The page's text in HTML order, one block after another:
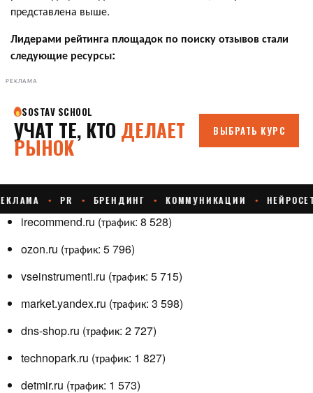
представлена выше.
Лидерами рейтинга площадок по поиску отзывов стали
следующие ресурсы:
РЕКЛАМА
irecommend.ru (трафик: 8 528)
ozon.ru (трафик: 5 796)
vseinstrumenti.ru (трафик: 5 715)
market.yandex.ru (трафик: 3 598)
dns-shop.ru (трафик: 2 727)
technopark.ru (трафик: 1 827)
detmir.ru (трафик: 1 573)